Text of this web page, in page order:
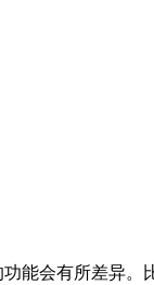
能会有所差异。